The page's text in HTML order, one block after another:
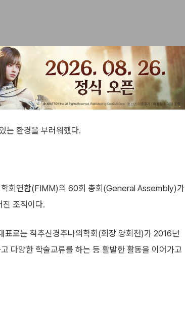
는 환경을 부러워했다.
학회연합(FIMM)의 60회 총회(General Assembly)가
진 조직이다.
로는 척추신경추나의학회(회장 양회천)가 2016년
다양한 학술교류를 하는 등 활발한 활동을 이어가고